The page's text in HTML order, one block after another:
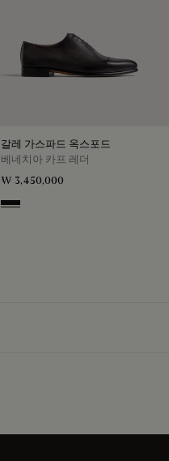
갈레 가스파드 옥스포드
베네치아 카프 레더
₩ 3,450,000
Nero Grigio